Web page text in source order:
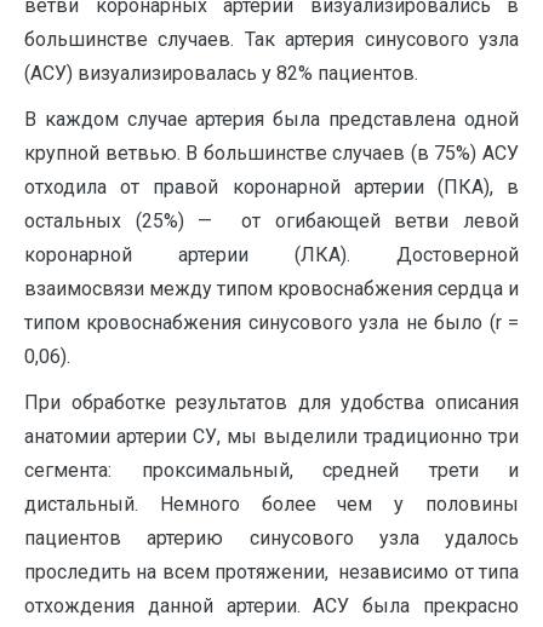
ветви коронарных артерий визуализировались в
большинстве случаев. Так артерия синусового узла
(АСУ) визуализировалась у 82% пациентов.
В каждом случае артерия была представлена одной
крупной ветвью. В большинстве случаев (в 75%) АСУ
отходила от правой коронарной артерии (ПКА), в
остальных (25%) — от огибающей ветви левой
коронарной артерии (ЛКА). Достоверной
взаимосвязи между типом кровоснабжения сердца и
типом кровоснабжения синусового узла не было (r =
0,06).
При обработке результатов для удобства описания
анатомии артерии СУ, мы выделили традиционно три
сегмента: проксимальный, средней трети и
дистальный. Немного более чем у половины
пациентов артерию синусового узла удалось
проследить на всем протяжении, независимо от типа
отхождения данной артерии. АСУ была прекрасно